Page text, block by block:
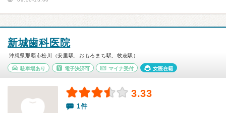
新城歯科医院
沖縄県那覇市松川（安里駅、おもろまち駅、牧志駅）
駐車場あり 電子決済可 マイナ受付 女医在籍
3.33
1件